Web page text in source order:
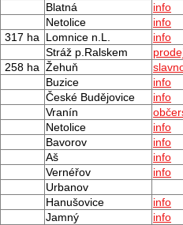
Blatná
info
Netolice
info
317 ha Lomnice n.L.
info
Stráž p.Ralskem
258 ha Žehuň
Buzice
info
České Budějovice
info
Vranín
Netolice
info
Bavorov
info
Aš
info
Vernéřov
info
Urbanov
Hanušovice
info
Jamný
info